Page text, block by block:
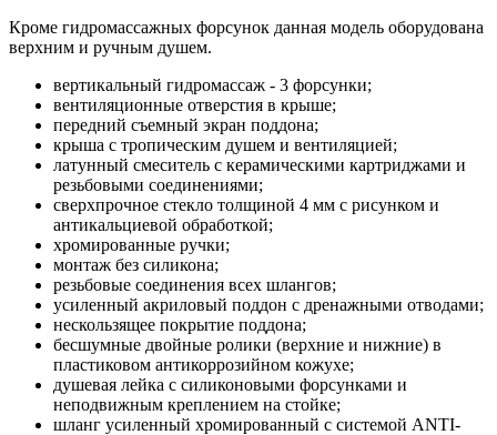
Кроме гидромассажных форсунок данная модель оборудована
верхним и ручным душем.
вертикальный гидромассаж - 3 форсунки;
вентиляционные отверстия в крыше;
передний съемный экран поддона;
крыша с тропическим душем и вентиляцией;
латунный смеситель с керамическими картриджами и
резьбовыми соединениями;
сверхпрочное стекло толщиной 4 мм с рисунком и
антикальциевой обработкой;
хромированные ручки;
монтаж без силикона;
резьбовые соединения всех шлангов;
усиленный акриловый поддон с дренажными отводами;
нескользящее покрытие поддона;
бесшумные двойные ролики (верхние и нижние) в
пластиковом антикоррозийном кожухе;
душевая лейка с силиконовыми форсунками и
неподвижным креплением на стойке;
шланг усиленный хромированный с системой ANTI-